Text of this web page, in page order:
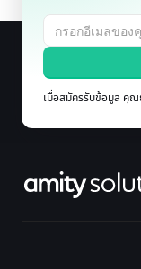
เมื่อสมัครรับข้อมูล คุ